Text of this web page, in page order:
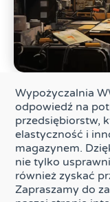
Wypożyczalnia
odpowiedź na
przedsiębiorstw,
elastyczność i
magazynem.
nie tylko
również zyskać
Zapraszamy do